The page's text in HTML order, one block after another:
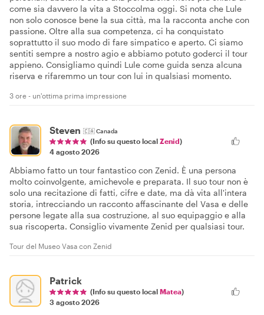
come sia davvero la vita a Stoccolma oggi. Si nota che Lule
non solo conosce bene la sua città, ma la racconta anche con
passione. Oltre alla sua competenza, ci ha conquistato
soprattutto il suo modo di fare simpatico e aperto. Ci siamo
sentiti sempre a nostro agio e abbiamo potuto goderci il tour
appieno. Consigliamo quindi Lule come guida senza alcuna
riserva e rifaremmo un tour con lui in qualsiasi momento.
3 ore - un'ottima prima impressione
Steven 🇨🇦Canada
(Info su questo local Zenid)
4 agosto 2026
Abbiamo fatto un tour fantastico con Zenid. È una persona
molto coinvolgente, amichevole e preparata. Il suo tour non è
solo una recitazione di fatti, cifre e date, ma dà vita all'intera
storia, intrecciando un racconto affascinante del Vasa e delle
persone legate alla sua costruzione, al suo equipaggio e alla
sua riscoperta. Consiglio vivamente Zenid per qualsiasi tour.
Tour del Museo Vasa con Zenid
Patrick
(Info su questo local Matea)
3 agosto 2026